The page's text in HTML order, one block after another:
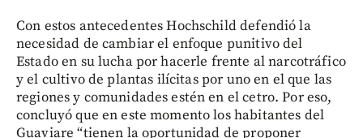
Con estos antecedentes Hochschild defendió la
necesidad de cambiar el enfoque punitivo del
Estado en su lucha por hacerle frente al narcotráfico
y el cultivo de plantas ilícitas por uno en el que las
regiones y comunidades estén en el cetro. Por eso,
concluyó que en este momento los habitantes del
Guaviare “tienen la oportunidad de proponer